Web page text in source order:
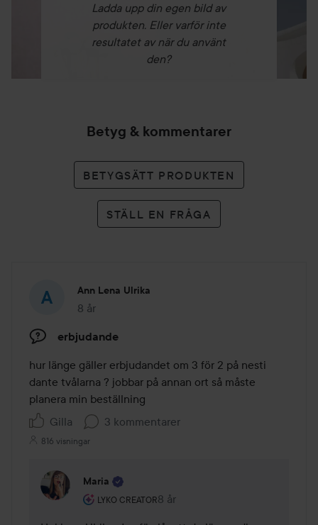
Ladda upp din egen bild av
produkten. Eller varför inte
resultatet av när du använt
den?
Betyg & kommentarer
BETYGSÄTT PRODUKTEN
STÄLL EN FRÅGA
Ann Lena Ulrika
8 år
Inlägget skapades 8 år
erbjudande
hur länge gäller erbjudandet om 3 för 2 på nesti
dante tvålarna ? jobbar på annan ort så måste
planera min beställning
Gilla
3 kommentarer
816 visningar
Maria
LYKO CREATOR
Användarens roll: Lyko Creator.
8 år
Kommentaren lades 8 år